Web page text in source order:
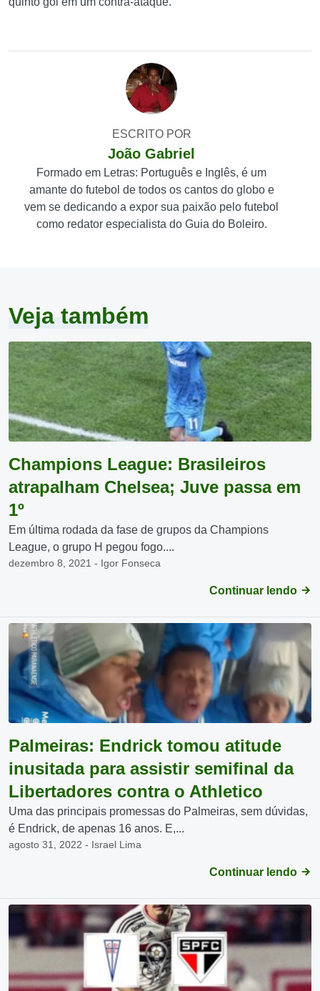
ESCRITO POR
João Gabriel
Formado em Letras: Português e Inglês, é um
amante do futebol de todos os cantos do globo e
vem se dedicando a expor sua paixão pelo futebol
como redator especialista do Guia do Boleiro.
Veja também
Champions League: Brasileiros
atrapalham Chelsea; Juve passa em
1º
Em última rodada da fase de grupos da Champions
League, o grupo H pegou fogo....
dezembro 8, 2021 - Igor Fonseca
Continuar lendo
Palmeiras: Endrick tomou atitude
inusitada para assistir semifinal da
Libertadores contra o Athletico
Uma das principais promessas do Palmeiras, sem dúvidas,
é Endrick, de apenas 16 anos. E,...
agosto 31, 2022 - Israel Lima
Continuar lendo